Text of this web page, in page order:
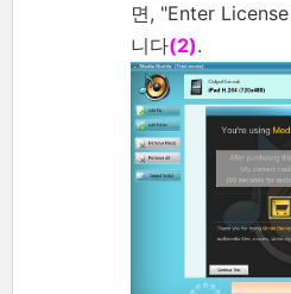
면, "Enter
니다(2).